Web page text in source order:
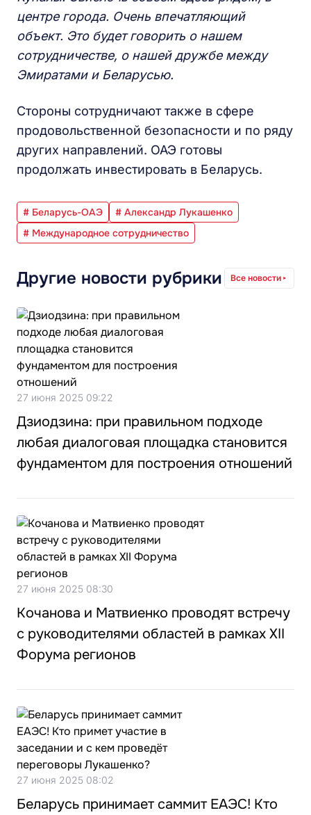
центре города. Очень впечатляющий
объект. Это будет говорить о нашем
сотрудничестве, о нашей дружбе между
Эмиратами и Беларусью.
Стороны сотрудничают также в сфере
продовольственной безопасности и по ряду
других направлений. ОАЭ готовы
продолжать инвестировать в Беларусь.
# Беларусь-ОАЭ
# Александр Лукашенко
# Международное сотрудничество
Другие новости рубрики Все новости
27 июня 2025 09:22
Дзиодзина: при правильном подходе
любая диалоговая площадка становится
фундаментом для построения отношений
27 июня 2025 08:30
Кочанова и Матвиенко проводят встречу
с руководителями областей в рамках XII
Форума регионов
27 июня 2025 08:02
Беларусь принимает саммит ЕАЭС! Кто